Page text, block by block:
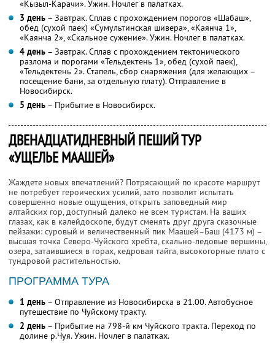
«Кызыл-Карачи». Ужин. Ночлег в палатках.
3 день – Завтрак. Сплав с прохождением порогов «Шабаш»,
обед (сухой паек) «Сумультинская шивера», «Каянча 1»,
«Каянча 2», «Скальное сужение». Ужин. Ночлег в палатках.
4 день – Завтрак. Сплав с прохождением тектонического
разлома и порогами «Тельдектень 1», обед (сухой паек),
«Тельдектень 2». Стапель, сбор снаряжения (для желающих –
посещение бани, за отдельную плату). Отправление в
Новосибирск.
5 день – Прибытие в Новосибирск.
ДВЕНАДЦАТИДНЕВНЫЙ ПЕШИЙ ТУР
«УЩЕЛЬЕ МААШЕЙ»
Жаждете новых впечатлений? Потрясающий по красоте маршрут
не потребует героических усилий, зато позволит испытать
совершенно новые ощущения, открыть заповедный мир
алтайских гор, доступный далеко не всем туристам. На ваших
глазах, как в калейдоскопе, будут сменять друг друга сказочные
пейзажи: суровый и величественный пик Маашей–Баш (4173 м) –
высшая точка Северо-Чуйского хребта, скально-ледовые вершины,
озера, затаившиеся в горах, кедровая тайга, высокогорные плато с
тундровой растительностью.
ПРОГРАММА ТУРА
1 день – Отправление из Новосибирска в 21.00. Автобусное
путешествие по Чуйскому тракту.
2 день – Прибытие на 798-й км Чуйского тракта. Переход по
долине р.Чуя. Ужин. Ночлег в палатках.